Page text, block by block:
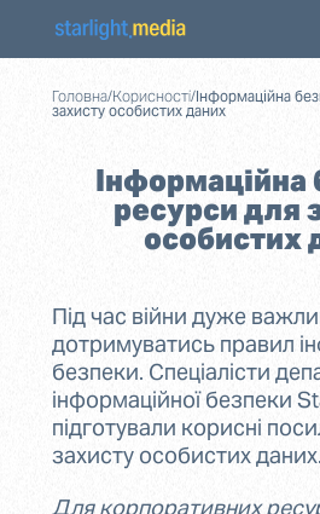
Головна/Корисності/Інформаційна
захисту особистих даних
Інформаційна
ресурси для
особистих
Під час війни дуже
дотримуватись правил
безпеки. Спеціалісти
інформаційної безпеки
підготували корисні
захисту особистих даних.
Для корпоративних